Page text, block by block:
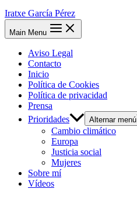
Iratxe García Pérez
Main Menu
Aviso Legal
Contacto
Inicio
Política de Cookies
Política de privacidad
Prensa
Prioridades
Alternar menú
Cambio climático
Europa
Justicia social
Mujeres
Sobre mí
Vídeos